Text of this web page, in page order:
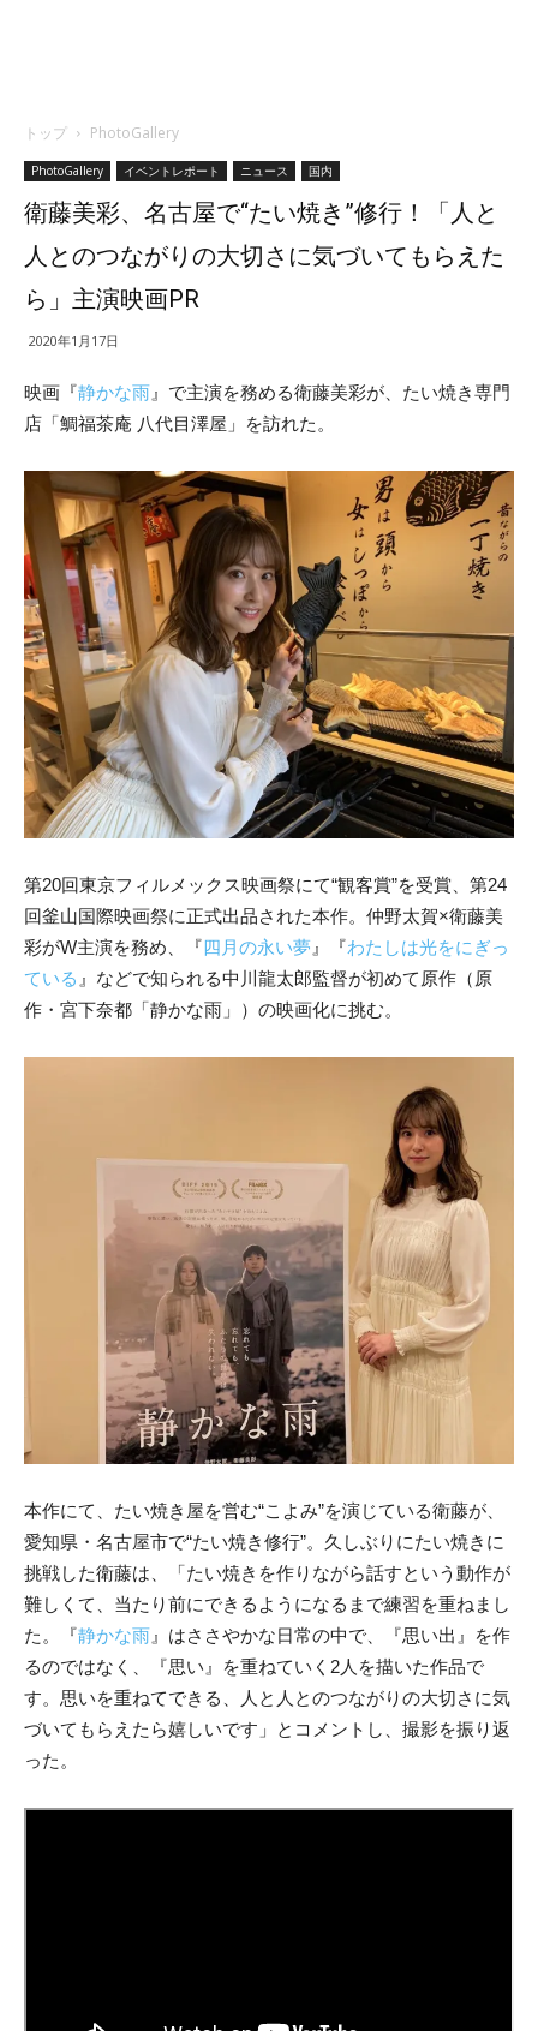
トップ PhotoGallery
PhotoGallery イベントレポート ニュース 国内
衛藤美彩、名古屋で“たい焼き”修行！「人と
人とのつながりの大切さに気づいてもらえた
ら」主演映画PR
2020年1月17日
映画『静かな雨 』で主演を務める衛藤美彩が、たい焼き専門
店「鯛福茶庵 八代目澤屋」を訪れた。
第20回東京フィルメックス映画祭にて“観客賞”を受賞、第24
回釜山国際映画祭に正式出品された本作。仲野太賀×衛藤美
彩がW主演を務め、『四月の永い夢 』『わたしは光をにぎっ
ている 』などで知られる中川龍太郎監督が初めて原作（原
作・宮下奈都「静かな雨」）の映画化に挑む。
本作にて、たい焼き屋を営む“こよみ”を演じている衛藤が、
愛知県・名古屋市で“たい焼き修行”。久しぶりにたい焼きに
挑戦した衛藤は、「たい焼きを作りながら話すという動作が
難しくて、当たり前にできるようになるまで練習を重ねまし
た。『静かな雨 』はささやかな日常の中で、『思い出』を作
るのではなく、『思い』を重ねていく2人を描いた作品で
す。思いを重ねてできる、人と人とのつながりの大切さに気
づいてもらえたら嬉しいです」とコメントし、撮影を振り返
った。